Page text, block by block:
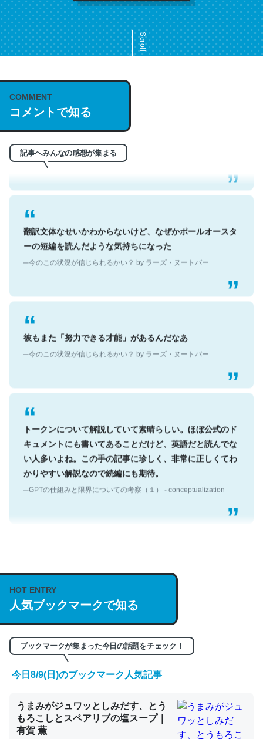
Scroll
COMMENT
コメントで知る
記事へみんなの感想が集まる
これは名文。彼はとてもクレバーなんだろうなと凄く思
う。英語少しでも読める人は原文もお勧め。自分はこの流
れ好き。Let’s Fucking Go. Then Covid hit. Shit.
─今のこの状況が信じられるかい？ by ラーズ・ヌートバー
翻訳文体なせいかわからないけど、なぜかポールオースタ
ーの短編を読んだような気持ちになった
─今のこの状況が信じられるかい？ by ラーズ・ヌートバー
彼もまた「努力できる才能」があるんだなあ
─今のこの状況が信じられるかい？ by ラーズ・ヌートバー
トークンについて解説していて素晴らしい。ほぼ公式のド
キュメントにも書いてあることだけど、英語だと読んでな
い人多いよね。この手の記事に珍しく、非常に正しくてわ
かりやすい解説なので続編にも期待。
─GPTの仕組みと限界についての考察（１） - conceptualization
説してる記事が少ないので貴重な良記事。/続編来た
https://isobe324649.hatenablog.com/entry/2023/03/27
/064121
─GPTの仕組みと限界についての考察（１） - conceptualization
くらい。小説でいう「ずっと前の伏線」は回収されないけ
ど、短期記憶というには多い分量。進化すればするほど分
HOT ENTRY
人気ブックマークで知る
ブックマークが集まった今日の話題をチェック！
今日8/9(日)のブックマーク人気記事
うまみがジュワッとしみだす、とう
もろこしとスペアリブの塩スープ｜
有賀 薫